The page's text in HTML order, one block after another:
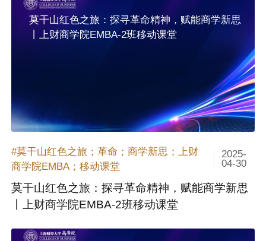
莫干山红色之旅：探寻革命精神，赋能商学新思
丨上财商学院EMBA-2班移动课堂
#莫干山红色之旅；革命；商学新思；上财
商学院EMBA；移动课堂
2025-
04-30
莫干山红色之旅：探寻革命精神，赋能商学新思
丨上财商学院EMBA-2班移动课堂